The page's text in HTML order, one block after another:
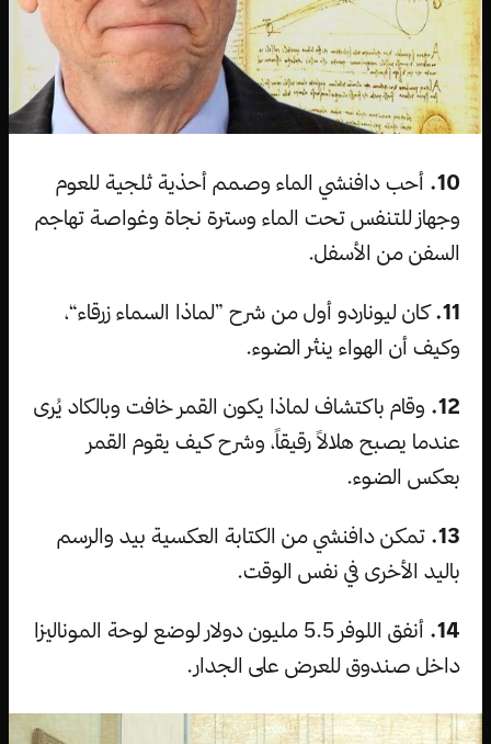
10. أحب دافنشي الماء وصمم أحذية ثلجية للعوم
وجهاز للتنفس تحت الماء وسترة نجاة وغواصة تهاجم
السفن من الأسفل.
11. كان ليوناردو أول من شرح ”لماذا السماء زرقاء“،
وكيف أن الهواء ينثر الضوء.
12. وقام باكتشاف لماذا يكون القمر خافت وبالكاد يُرى
عندما يصبح هلالاً رقيقاً، وشرح كيف يقوم القمر
بعكس الضوء.
13. تمكن دافنشي من الكتابة العكسية بيد والرسم
باليد الأخرى في نفس الوقت.
14.
أنفق اللوفر 5.5 مليون دولار لوضع لوحة الموناليزا
داخل صندوق للعرض على الجدار.